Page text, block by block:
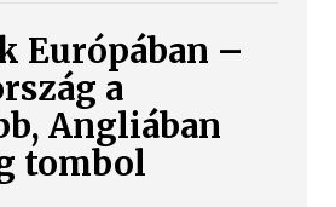
Európában –
a
Angliában
tombol